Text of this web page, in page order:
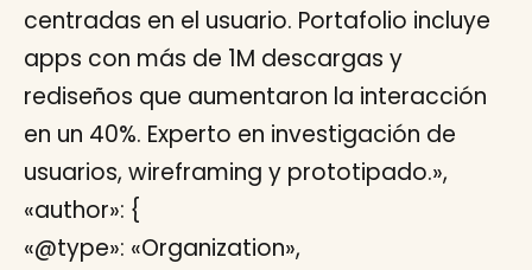
centradas en el usuario. Portafolio incluye
apps con más de 1M descargas y
rediseños que aumentaron la interacción
en un 40%. Experto en investigación de
usuarios, wireframing y prototipado.»,
«author»: {
«@type»: «Organization»,